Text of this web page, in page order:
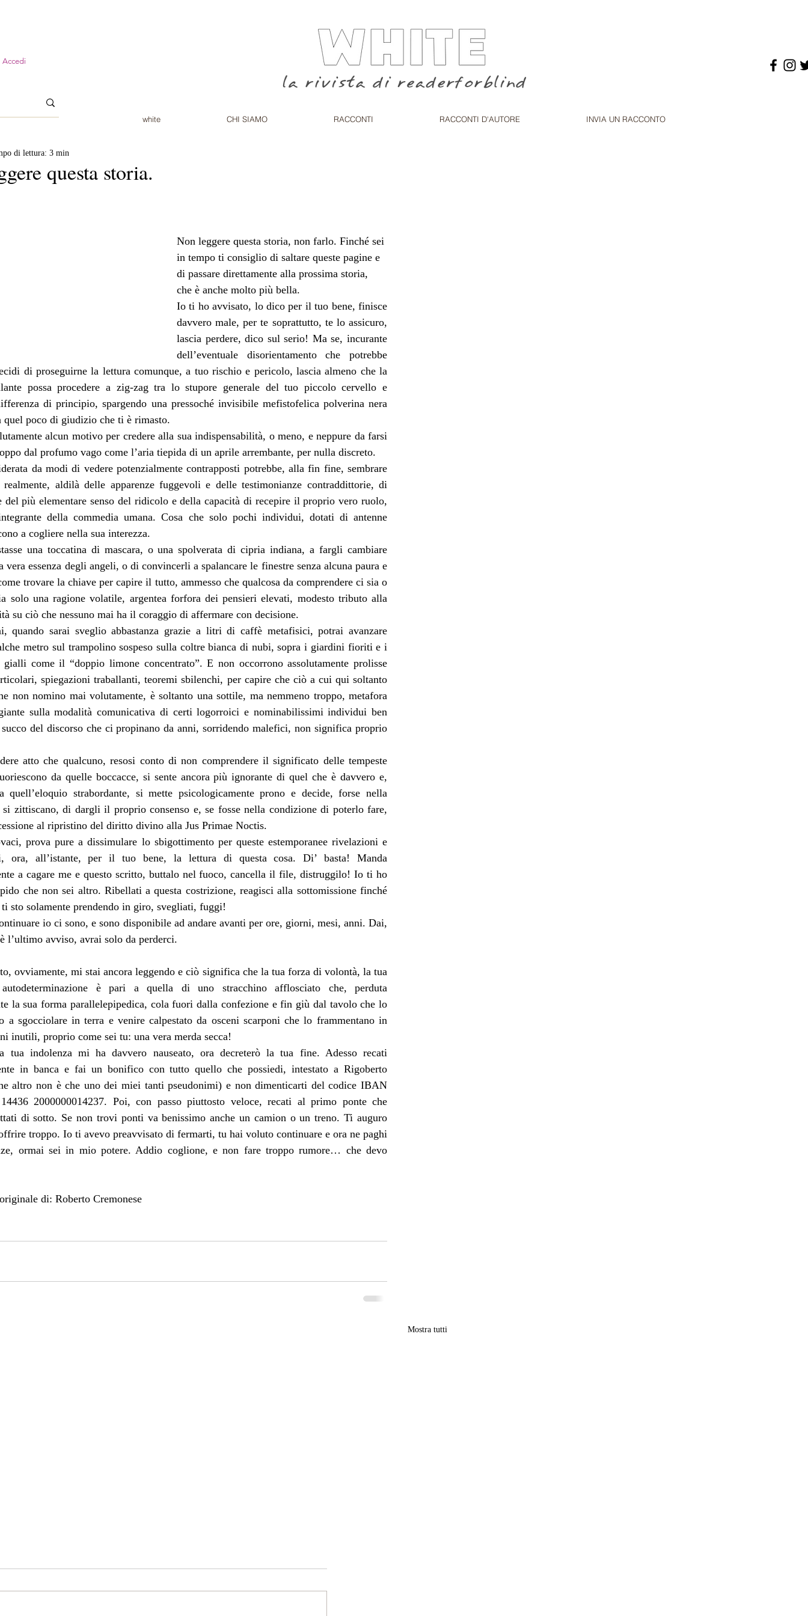
Accedi
white CHI SIAMO RACCONTI RACCONTI D'AUTORE INVIA UN RACCONTO
questa storia.
di lettura: 3 min
Non leggere questa storia, non farlo. Finché sei
in tempo ti consiglio di saltare queste pagine e
di passare direttamente alla prossima storia,
che è anche molto più bella.
Io ti ho avvisato, lo dico per il tuo bene, finisce
davvero male, per te soprattutto, te lo assicuro,
lascia perdere, dico sul serio! Ma se, incurante
dell’eventuale disorientamento che potrebbe
di proseguirne la lettura comunque, a tuo rischio e pericolo, lascia almeno che la
possa procedere a zig-zag tra lo stupore generale del tuo piccolo cervello e
di principio, spargendo una pressoché invisibile mefistofelica polverina nera
quel poco di giudizio che ti è rimasto.
alcun motivo per credere alla sua indispensabilità, o meno, e neppure da farsi
dal profumo vago come l’aria tiepida di un aprile arrembante, per nulla discreto.
da modi di vedere potenzialmente contrapposti potrebbe, alla fin fine, sembrare
aldilà delle apparenze fuggevoli e delle testimonianze contraddittorie, di
del più elementare senso del ridicolo e della capacità di recepire il proprio vero ruolo,
della commedia umana. Cosa che solo pochi individui, dotati di antenne
a cogliere nella sua interezza.
una toccatina di mascara, o una spolverata di cipria indiana, a fargli cambiare
vera essenza degli angeli, o di convincerli a spalancare le finestre senza alcuna paura e
trovare la chiave per capire il tutto, ammesso che qualcosa da comprendere ci sia o
solo una ragione volatile, argentea forfora dei pensieri elevati, modesto tributo alla
su ciò che nessuno mai ha il coraggio di affermare con decisione.
quando sarai sveglio abbastanza grazie a litri di caffè metafisici, potrai avanzare
metro sul trampolino sospeso sulla coltre bianca di nubi, sopra i giardini fioriti e i
come il “doppio limone concentrato”. E non occorrono assolutamente prolisse
spiegazioni traballanti, teoremi sbilenchi, per capire che ciò a cui qui soltanto
non nomino mai volutamente, è soltanto una sottile, ma nemmeno troppo, metafora
sulla modalità comunicativa di certi logorroici e nominabilissimi individui ben
del discorso che ci propinano da anni, sorridendo malefici, non significa proprio
atto che qualcuno, resosi conto di non comprendere il significato delle tempeste
da quelle boccacce, si sente ancora più ignorante di quel che è davvero e,
quell’eloquio strabordante, si mette psicologicamente prono e decide, forse nella
si zittiscano, di dargli il proprio consenso e, se fosse nella condizione di poterlo fare,
al ripristino del diritto divino alla Jus Primae Noctis.
prova pure a dissimulare lo sbigottimento per queste estemporanee rivelazioni e
ora, all’istante, per il tuo bene, la lettura di questa cosa. Di’ basta! Manda
a cagare me e questo scritto, buttalo nel fuoco, cancella il file, distruggilo! Io ti ho
che non sei altro. Ribellati a questa costrizione, reagisci alla sottomissione finché
sto solamente prendendo in giro, svegliati, fuggi!
io ci sono, e sono disponibile ad andare avanti per ore, giorni, mesi, anni. Dai,
l’ultimo avviso, avrai solo da perderci.
ovviamente, mi stai ancora leggendo e ciò significa che la tua forza di volontà, la tua
è pari a quella di uno stracchino afflosciato che, perduta
la sua forma parallelepipedica, cola fuori dalla confezione e fin giù dal tavolo che lo
a sgocciolare in terra e venire calpestato da osceni scarponi che lo frammentano in
inutili, proprio come sei tu: una vera merda secca!
tua indolenza mi ha davvero nauseato, ora decreterò la tua fine. Adesso recati
in banca e fai un bonifico con tutto quello che possiedi, intestato a Rigoberto
altro non è che uno dei miei tanti pseudonimi) e non dimenticarti del codice IBAN
2000000014237. Poi, con passo piuttosto veloce, recati al primo ponte che
di sotto. Se non trovi ponti va benissimo anche un camion o un treno. Ti auguro
troppo. Io ti avevo preavvisato di fermarti, tu hai voluto continuare e ora ne paghi
ormai sei in mio potere. Addio coglione, e non fare troppo rumore… che devo
di: Roberto Cremonese
Mostra tutti